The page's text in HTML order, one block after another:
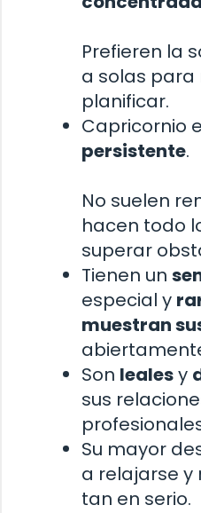
Prefieren la
a solas para
planificar.
Capricornio
persistente.
No suelen
hacen todo
superar
Tienen un
especial y
muestran
Son lealesy
sus
Su mayor
a relajarse
tan en serio.